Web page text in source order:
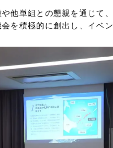
他単組との懇親を通じて
を積極的に創出し、イベ